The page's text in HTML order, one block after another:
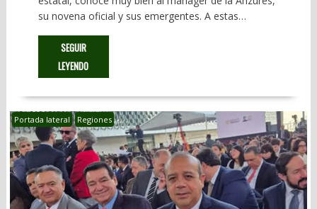
su novena oficial y sus emergentes. A estas…
SEGUIR
LEYENDO
Portada lateral Regiones